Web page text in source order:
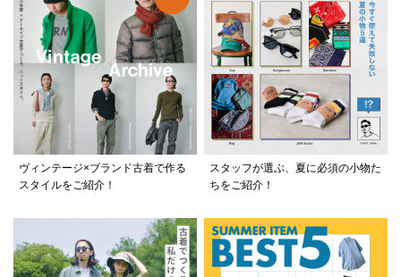
ヴィンテージ×ブランド古着で作る
スタイルをご紹介！
スタッフが選ぶ、夏に必須の小物た
ちをご紹介！